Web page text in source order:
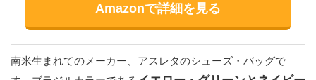
Amazonで詳細を見る
南米生まれてのメーカー、アスレタのシューズ・バッグで